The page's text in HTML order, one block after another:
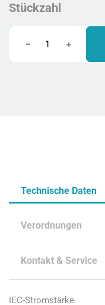
Stückzahl
Technische Daten
Verordnungen
Kontakt & Service
IEC-Stromstärke